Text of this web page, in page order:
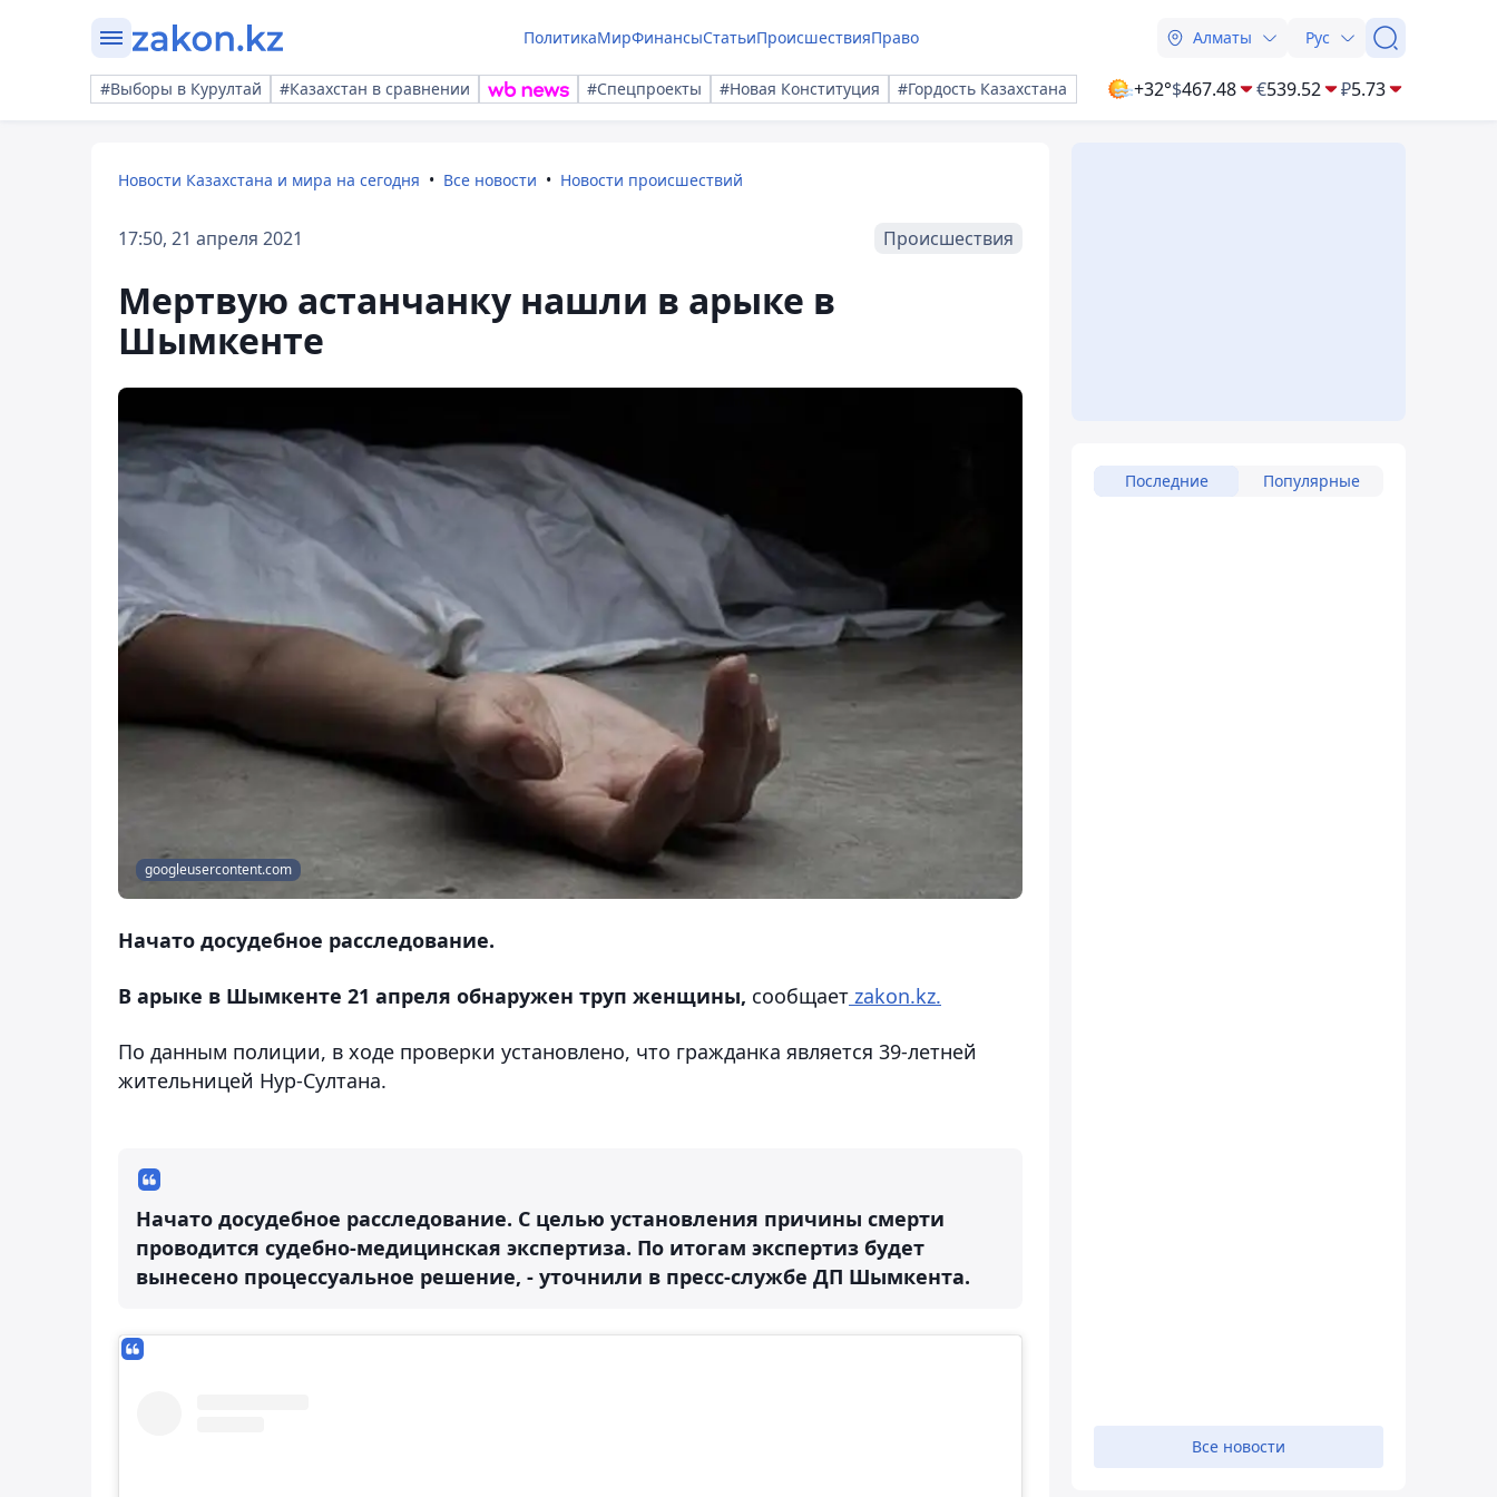
ПолитикаМирФинансыСтатьиПроисшествияПраво Алматы Рус
#Выборы в Курултай #Казахстан в сравнении #Спецпроекты #Новая Конституция #Гордость Казахстана +32°$467.48 €539.52 ₽5.73
Новости Казахстана и мира на сегодня Все новости Новости происшествий
17:50, 21 апреля 2021 Происшествия
Мертвую астанчанку нашли в арыке в
Шымкенте
googleusercontent.com
Начато досудебное расследование.
В арыке в Шымкенте 21 апреля обнаружен труп женщины, сообщает zakon.kz.
По данным полиции, в ходе проверки установлено, что гражданка является 39-летней
жительницей Нур-Султана.
Начато досудебное расследование. С целью установления причины смерти
проводится судебно-медицинская экспертиза. По итогам экспертиз будет
вынесено процессуальное решение, - уточнили в пресс-службе ДП Шымкента.
Последние Популярные
Все новости